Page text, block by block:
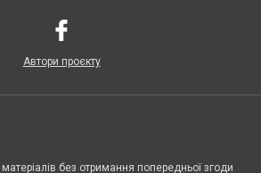
Автори проєкту
без отримання попередньої згоди